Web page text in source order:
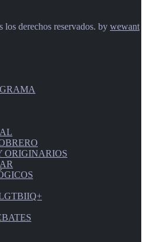
derechos reservados. by wewant
ORIGINARIOS